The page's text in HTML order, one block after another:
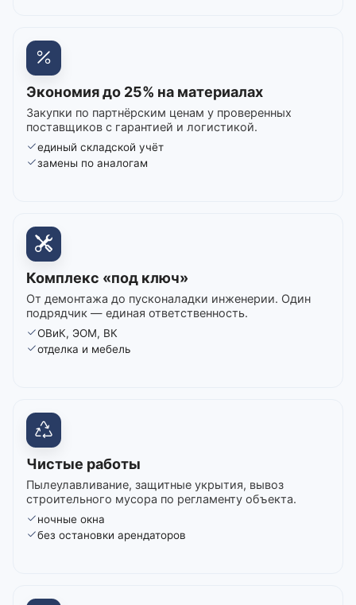
Экономия до 25% на материалах
Закупки по партнёрским ценам у проверенных
поставщиков с гарантией и логистикой.
единый складской учёт
замены по аналогам
Комплекс «под ключ»
От демонтажа до пусконаладки инженерии. Один
подрядчик — единая ответственность.
ОВиК, ЭОМ, ВК
отделка и мебель
Чистые работы
Пылеулавливание, защитные укрытия, вывоз
строительного мусора по регламенту объекта.
ночные окна
без остановки арендаторов